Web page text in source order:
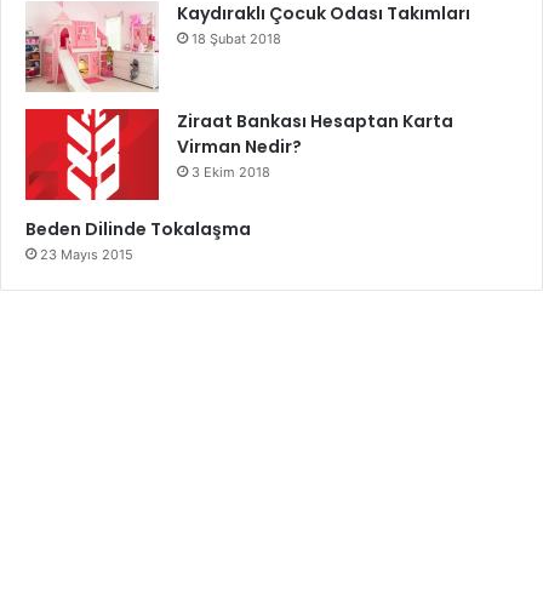
Kaydıraklı Çocuk Odası Takımları
18 Şubat 2018
Ziraat Bankası Hesaptan Karta
Virman Nedir?
3 Ekim 2018
Beden Dilinde Tokalaşma
23 Mayıs 2015